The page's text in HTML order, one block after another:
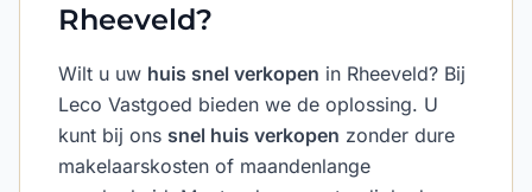
Rheeveld?
Wilt u uw huis snel verkopen in Rheeveld? Bij
Leco Vastgoed bieden we de oplossing. U
kunt bij ons snel huis verkopen zonder dure
makelaarskosten of maandenlange